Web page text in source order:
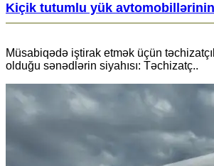
Kiçik tutumlu yük avtomobillərinin
Müsabiqədə iştirak etmək üçün
olduğu sənədlərin siyahısı: Təchizatç..